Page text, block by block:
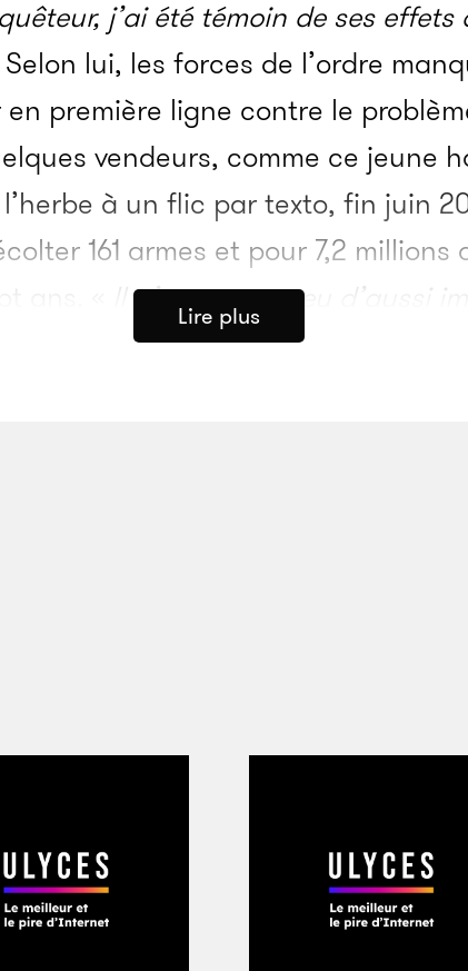
j’ai été témoin de ses
lui, les forces de l’ordre
première ligne contre le
vendeurs, comme ce jeune
à un flic par texto, fin juin
161 armes et pour 7,2 millions
ans. «
Il n’y en a pas eu d’aussi
qui fut le principal artisan de cette
le sergent s’est fait passer pour
l’héroïne.
Lire plus